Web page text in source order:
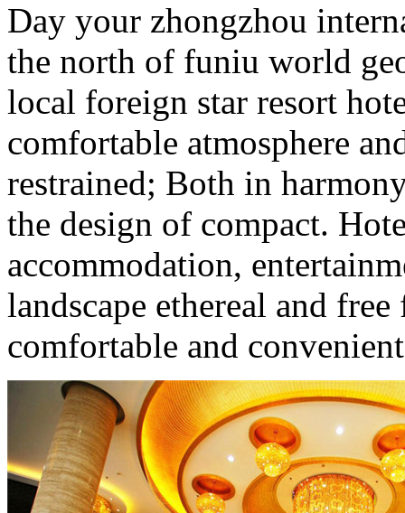
Day your zhongzhou
the north of funiu world
local foreign star resort
comfortable atmosphere
restrained; Both in
the design of compact.
accommodation,
landscape ethereal and
comfortable and